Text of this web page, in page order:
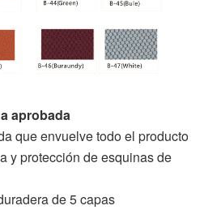
aprobada
que envuelve todo el producto
y protección de esquinas de
de 5 capas